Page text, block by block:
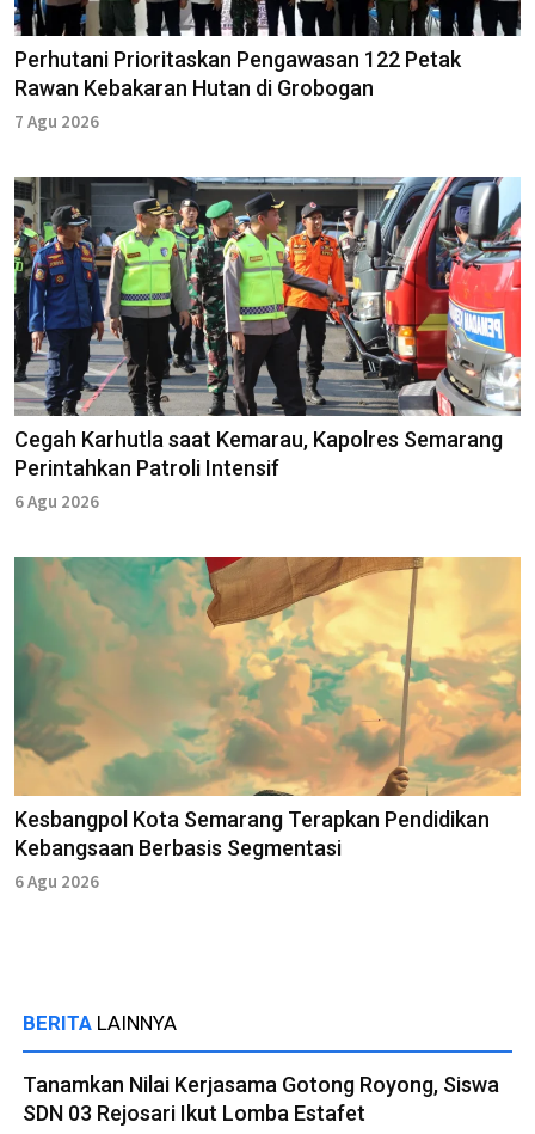
Perhutani Prioritaskan Pengawasan 122 Petak
Rawan Kebakaran Hutan di Grobogan
7 Agu 2026
Cegah Karhutla saat Kemarau, Kapolres Semarang
Perintahkan Patroli Intensif
6 Agu 2026
Kesbangpol Kota Semarang Terapkan Pendidikan
Kebangsaan Berbasis Segmentasi
6 Agu 2026
BERITA LAINNYA
Tanamkan Nilai Kerjasama Gotong Royong, Siswa
SDN 03 Rejosari Ikut Lomba Estafet